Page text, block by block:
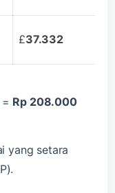
£37.332
Rp 208.000
yang setara